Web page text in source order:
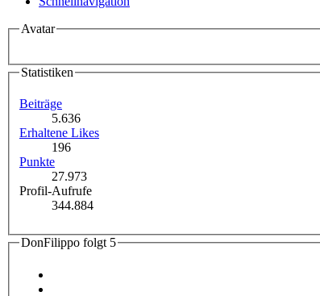
Avatar
Statistiken
Beiträge
5.636
Erhaltene Likes
196
Punkte
27.973
Profil-Aufrufe
344.884
DonFilippo folgt 5